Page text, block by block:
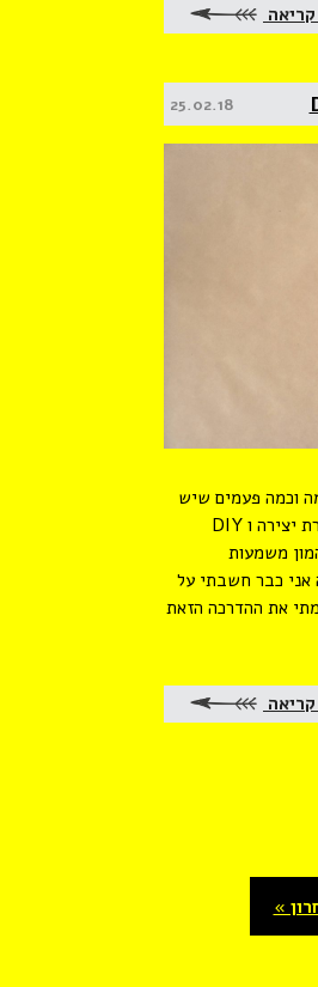
Posted
25.02.18
וכמה פעמים שיש
לי מדור במגזין הנשי “לנשמה” בו אני מחברת יצירה ו DIY
משמעות
אני כבר חשבתי על
את ההדרכה הזאת
»